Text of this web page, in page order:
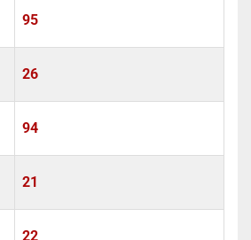
95
26
94
21
22